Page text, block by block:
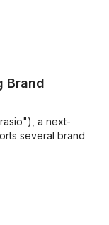
Brand
a next-
several brand